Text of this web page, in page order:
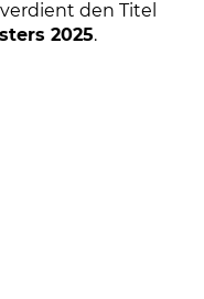
den Titel
2025.